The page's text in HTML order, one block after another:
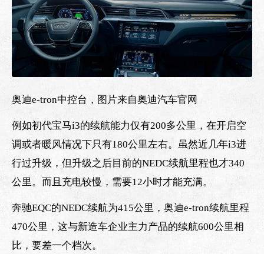
奥迪e-tron中控台，图片来自奥迪汽车官网
例如初代宝马i3的续航能力仅有200多公里，在开启空
调或者暖风情况下只有180公里左右。虽然近几年i3进
行过升级，但升级之后目前的NEDC续航里程也才340
公里。而且充电较慢，需要12小时才能充满。
奔驰EQC的NEDC续航为415公里，奥迪e-tron续航里程
470公里，这与新造车企业主力产品的续航600公里相
比，要差一个档次。